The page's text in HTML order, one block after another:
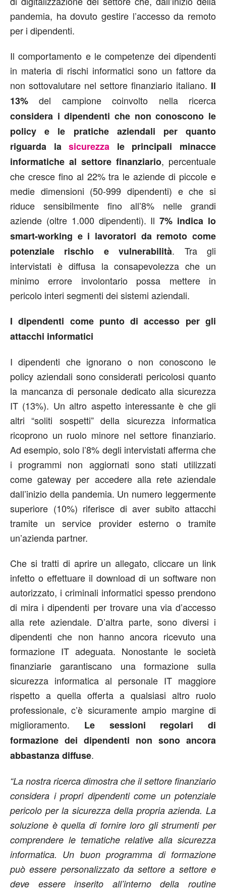
pandemia, ha dovuto gestire l’accesso da remoto
per i dipendenti.
Il comportamento e le competenze dei dipendenti
in materia di rischi informatici sono un fattore da
non sottovalutare nel settore finanziario italiano. Il
13% del campione coinvolto nella ricerca
considera i dipendenti che non conoscono le
policy e le pratiche aziendali per quanto
riguarda lasicurezza le principali minacce
informatiche al settore finanziario, percentuale
che cresce fino al 22% tra le aziende di piccole e
medie dimensioni (50-999 dipendenti) e che si
riduce sensibilmente fino all’8% nelle grandi
aziende (oltre 1.000 dipendenti). Il7% indica lo
smart-working e i lavoratori da remoto come
potenziale rischio e vulnerabilità. Tra gli
intervistati è diffusa la consapevolezza che un
minimo errore involontario possa mettere in
pericolo interi segmenti dei sistemi aziendali.
I dipendenti come punto di accesso per gli
attacchi informatici
I dipendenti che ignorano o non conoscono le
policy aziendali sono considerati pericolosi quanto
la mancanza di personale dedicato alla sicurezza
IT (13%). Un altro aspetto interessante è che gli
altri “soliti sospetti” della sicurezza informatica
ricoprono un ruolo minore nel settore finanziario.
Ad esempio, solo l’8% degli intervistati afferma che
i programmi non aggiornati sono stati utilizzati
come gateway per accedere alla rete aziendale
dall’inizio della pandemia. Un numero leggermente
superiore (10%) riferisce di aver subito attacchi
tramite un service provider esterno o tramite
un’azienda partner.
Che si tratti di aprire un allegato, cliccare un link
infetto o effettuare il download di un software non
autorizzato, i criminali informatici spesso prendono
di mira i dipendenti per trovare una via d’accesso
alla rete aziendale. D’altra parte, sono diversi i
dipendenti che non hanno ancora ricevuto una
formazione IT adeguata. Nonostante le società
finanziarie garantiscano una formazione sulla
sicurezza informatica al personale IT maggiore
rispetto a quella offerta a qualsiasi altro ruolo
professionale, c’è sicuramente ampio margine di
miglioramento. Le sessioni regolari di
formazione dei dipendenti non sono ancora
abbastanza diffuse.
“La nostra ricerca dimostra che il settore finanziario
considera i propri dipendenti come un potenziale
pericolo per la sicurezza della propria azienda. La
soluzione è quella di fornire loro gli strumenti per
comprendere le tematiche relative alla sicurezza
informatica. Un buon programma di formazione
può essere personalizzato da settore a settore e
deve essere inserito all’interno della routine